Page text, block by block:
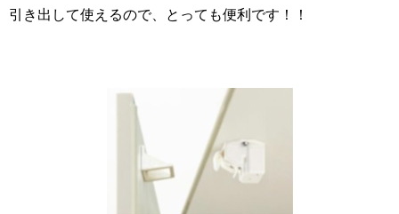
引き出して使えるので、とっても便利です！！